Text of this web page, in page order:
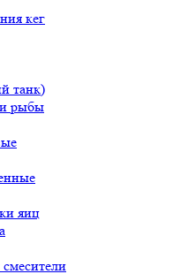
кег
танк)
рыбы
яиц